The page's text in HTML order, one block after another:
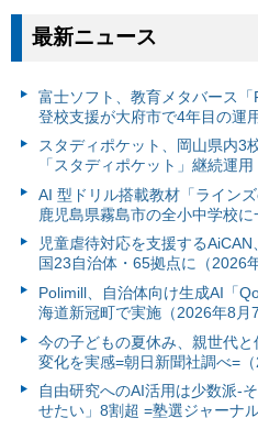
最新ニュース
富⼠ソフト、教育メタバース
登校支援が大府市で4年目の運
スタディポケット、岡山県内3
「スタディポケット」継続運用
AI 型ドリル搭載教材「ライン
鹿児島県霧島市の全小中学校に
児童虐待対応を支援する
国23自治体・65拠点に（2026
Polimill、自治体向け生成AI「
海道新冠町で実施（2026年8月7
今の子どもの夏休み、親世代
変化を実感=朝日新聞社調べ=（
自由研究へのAI活用は少数派-
せたい」8割超 =塾選ジャーナ